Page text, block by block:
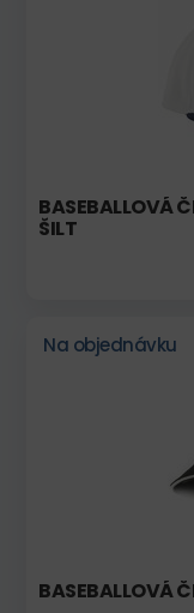
BASEBALLOVÁ
ŠILT
Na objednávku
BASEBALLOVÁ